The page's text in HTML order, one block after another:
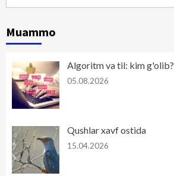
Muammo
Algoritm va til: kim g'olib?
05.08.2026
Qushlar xavf ostida
15.04.2026